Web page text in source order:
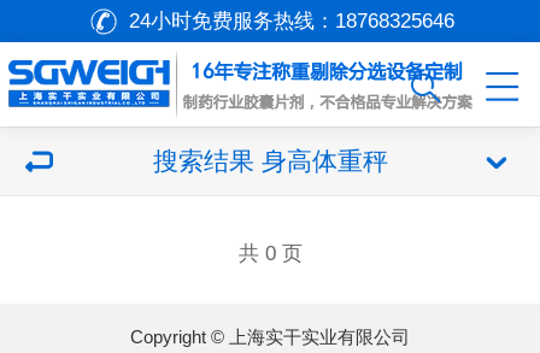
24小时免费服务热线： 18768325646
搜索结果 身高体重秤
共 0 页
Copyright © 上海实干实业有限公司